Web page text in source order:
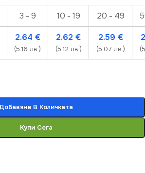
3 - 9 10 - 19 20 - 49
2.64 €
(5.16 лв.)
2.62 €
(5.12 лв.)
2.59 €
(5.07 лв.)
Добавяне В Количката
Купи Сега